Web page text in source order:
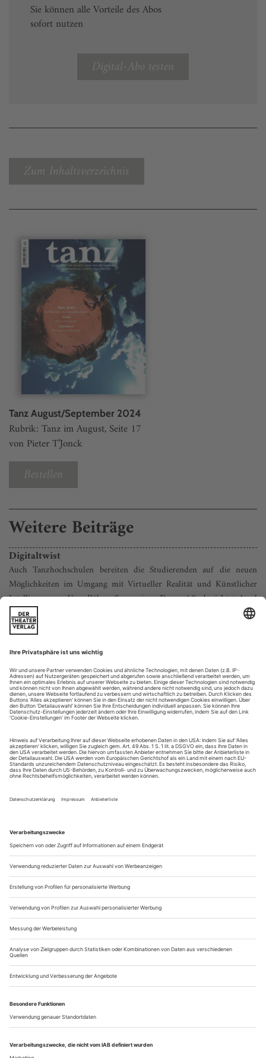
Sie können alle Vorteile des Abos
sofort nutzen
Digital-Abo testen
Zum Inhaltsverzeichnis
Tanz August/September 2024
Rubrik: Tanz im August, Seite 17
von Pieter T’Jonck
Bestellen
Weitere Beiträge
Digitaltwist
Auch Tanzhochschulen bereiten die Studierenden auf die neuen
Möglichkeiten im Umgang mit Virtueller Realität und Künstlicher
Intelligenz vor. Vom Kölner Symposion «Dance 4.0» berichtet Arnd
Wesemann
Virtuelle Realitäten sind reine Augenwelten. In künstlichem
Computerdesign huschen immaterielle, sich schnell
verflüchtigende Avatare durch den Raum, von realen Körpern
keine Spur. Zwar wird der Blick um 360 Grad erweitert, spart
jedoch großzügig den eigenen Körper aus. Man sieht die
Hände nicht vor Augen, sie werden angezeigt wie graue
Mauszeiger. Auch das...
Buch, CD, DVD 8/24
CD des Monats
Unvorstellbar: Fast 450 Tänze hat Franz Schubert in den
meisten davon in aphoristischer Kürze. Gedankenblitze,
gleichwohl in aller Genauigkeit notiert, «Moments musicaux»,
von denen man sich manchmal wünschte, sie würden ewig
dauern. Pierre-Laurent Aimard, sonst eher bekannt als
Interpret...
Toula Limnaios «La Nef des Fols»
Berlin
Die Choreografin Toula Limnaios und der Komponist Ralf R.
Ollertz sind ein Match: Die Kompanie, die sie gemeinsam in
Berlin aufgebaut haben, zählt zu den ganz wenigen, die mit
einer eigenen Spielstätte aufwarten können. Die «Halle»,
ehemals sportlich bespielt und in unmittelbarer Nähe des
einstigen Mauerverlaufs gelegen, ist an sich schon einen